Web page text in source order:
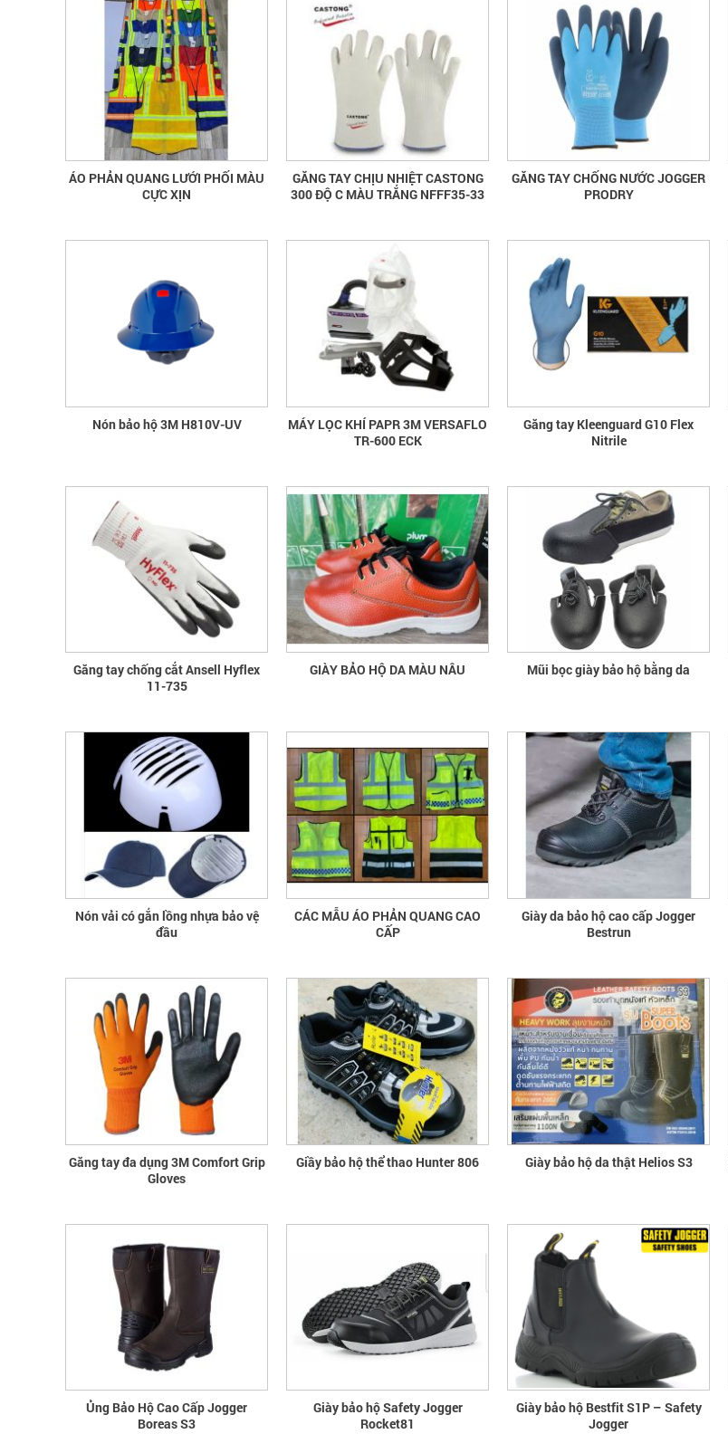
ÁO PHẢN QUANG LƯỚI PHỐI MÀU
CỰC XỊN
GĂNG TAY CHỊU NHIỆT CASTONG
300 ĐỘ C MÀU TRẮNG NFFF35-33
GĂNG TAY CHỐNG NƯỚC JOGGER
PRODRY
Nón bảo hộ 3M H810V-UV
MÁY LỌC KHÍ PAPR 3M VERSAFLO
TR-600 ECK
Găng tay Kleenguard G10 Flex
Nitrile
Găng tay chống cắt Ansell Hyflex
11-735
GIÀY BẢO HỘ DA MÀU NÂU Mũi bọc giày bảo hộ bằng da
Nón vải có gắn lồng nhựa bảo vệ
đầu
CÁC MẪU ÁO PHẢN QUANG CAO
CẤP
Giày da bảo hộ cao cấp Jogger
Bestrun
Găng tay đa dụng 3M Comfort Grip
Gloves
Giầy bảo hộ thể thao Hunter 806 Giày bảo hộ da thật Helios S3
Ủng Bảo Hộ Cao Cấp Jogger
Boreas S3
Giày bảo hộ Safety Jogger
Rocket81
Giày bảo hộ Bestfit S1P – Safety
Jogger